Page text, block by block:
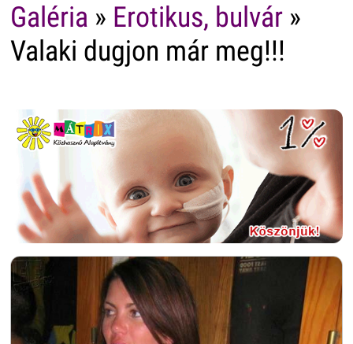
Galéria » Erotikus, bulvár»
Valaki dugjon már meg!!!